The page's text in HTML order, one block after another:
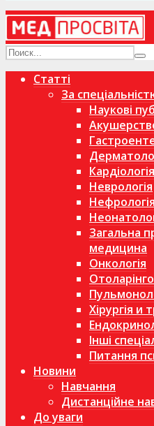
Статті
За
Наукові
Кардіологія
Неврологія
Нефрологія
Загальна
медицина
Онкологія
Хірургія и
Інші
Питання
Новини
Навчання
Дистанційне
До уваги